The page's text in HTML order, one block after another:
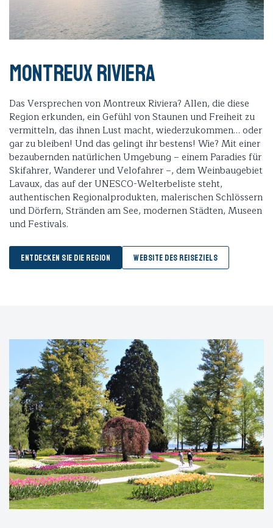
Montreux Riviera
Das Versprechen von Montreux Riviera? Allen, die diese
Region erkunden, ein Gefühl von Staunen und Freiheit zu
vermitteln, das ihnen Lust macht, wiederzukommen… oder
gar zu bleiben! Und das gelingt ihr bestens! Wie? Mit einer
bezaubernden natürlichen Umgebung – einem Paradies für
Skifahrer, Wanderer und Velofahrer –, dem Weinbaugebiet
Lavaux, das auf der UNESCO-Welterbeliste steht,
authentischen Regionalprodukten, malerischen Schlössern
und Dörfern, Stränden am See, modernen Städten, Museen
und Festivals.
ENTDECKEN SIE DIE REGION WEBSITE DES REISEZIELS